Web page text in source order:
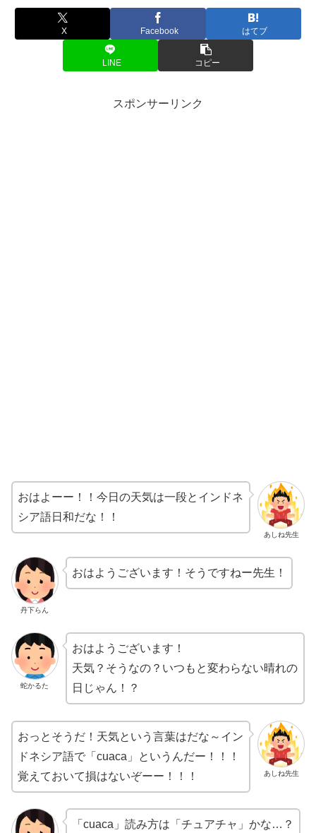
X Facebook はてブ
LINE コピー
スポンサーリンク
あしね先生
おはよーー！！今日の天気は一段とインドネ
シア語日和だな！！
丹下らん
おはようございます！そうですねー先生！
蛇かるた
おはようございます！
天気？そうなの？いつもと変わらない晴れの
日じゃん！？
あしね先生
おっとそうだ！天気という言葉はだな～イン
ドネシア語で「cuaca」というんだー！！！
覚えておいて損はないぞーー！！！
「cuaca」読み方は「チュアチャ」かな…？